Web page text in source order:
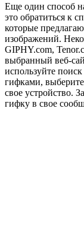
Еще один способ
это обратиться к
которые
изображений.
GIPHY.com,
выбранный веб-
используйте
гифками,
свое устройство.
гифку в свое